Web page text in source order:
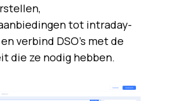
tot intraday-
verbind DSO's met de
die ze nodig hebben.